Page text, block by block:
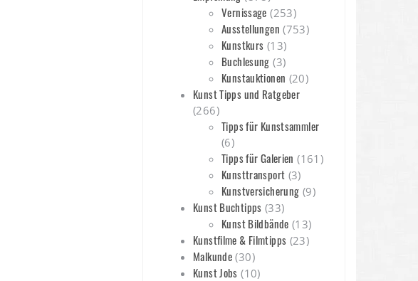
Vernissage (253)
Ausstellungen (753)
Kunstkurs (13)
Buchlesung (3)
Kunstauktionen (20)
Kunst Tipps und Ratgeber
(266)
Tipps für Kunstsammler
(6)
Tipps für Galerien (161)
Kunsttransport (3)
Kunstversicherung (9)
Kunst Buchtipps (33)
Kunst Bildbände (13)
Kunstfilme & Filmtipps (23)
Malkunde (30)
Kunst Jobs (10)